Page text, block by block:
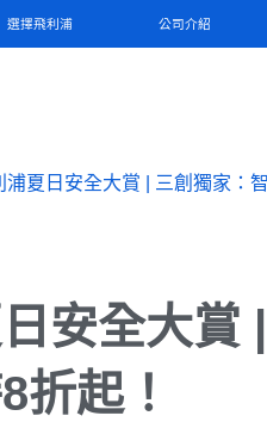
選擇飛利浦 公司介紹
浦夏日安全大賞 | 三創獨家：
安全大賞
折起！